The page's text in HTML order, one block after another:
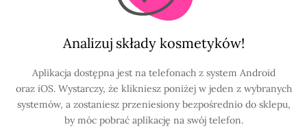
Analizuj składy kosmetyków!
Aplikacja dostępna jest na telefonach z system Android
oraz iOS. Wystarczy, że klikniesz poniżej w jeden z wybranych
systemów, a zostaniesz przeniesiony bezpośrednio do sklepu,
by móc pobrać aplikację na swój telefon.